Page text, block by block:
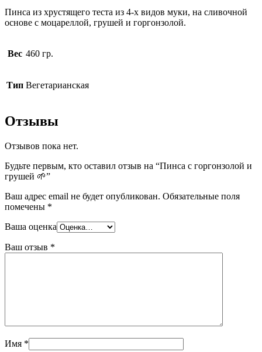
Пинса из хрустящего теста из 4-х видов муки, на сливочной
основе с моцареллой, грушей и горгонзолой.
Вес 460 гр.
Тип Вегетарианская
Отзывы
Отзывов пока нет.
Будьте первым, кто оставил отзыв на “Пинса с горгонзолой и
грушей 🌱”
Ваш адрес email не будет опубликован. Обязательные поля
помечены *
Ваша оценка
Ваш отзыв *
Имя *